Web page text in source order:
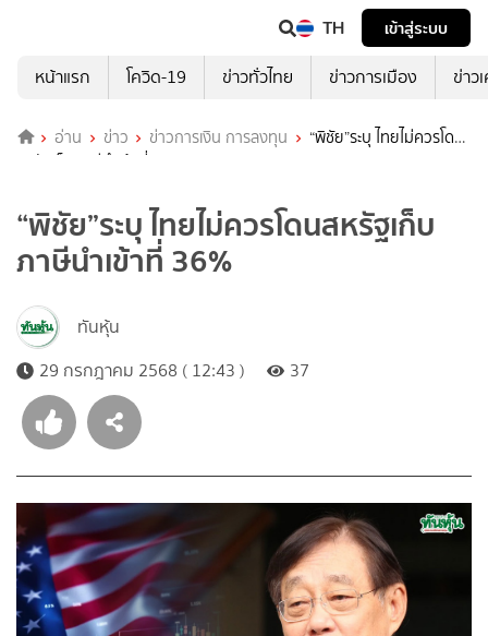
TH
เข้าสู่ระบบ
หน้าแรก
โควิด-19 ข่าวทั่วไทย ข่าวการเมือง ข่าว
อ่าน ข่าว ข่าวการเงิน การลงทุน
“พิชัย”ระบุ ไทยไม่ควรโดน
สหรัฐเก็บภาษีนำเข้าที่ 36%
“พิชัย”ระบุ ไทยไม่ควรโดนสหรัฐเก็บ
ภาษีนำเข้าที่ 36%
ทันหุ้น
29 กรกฎาคม 2568 ( 12:43 )
37